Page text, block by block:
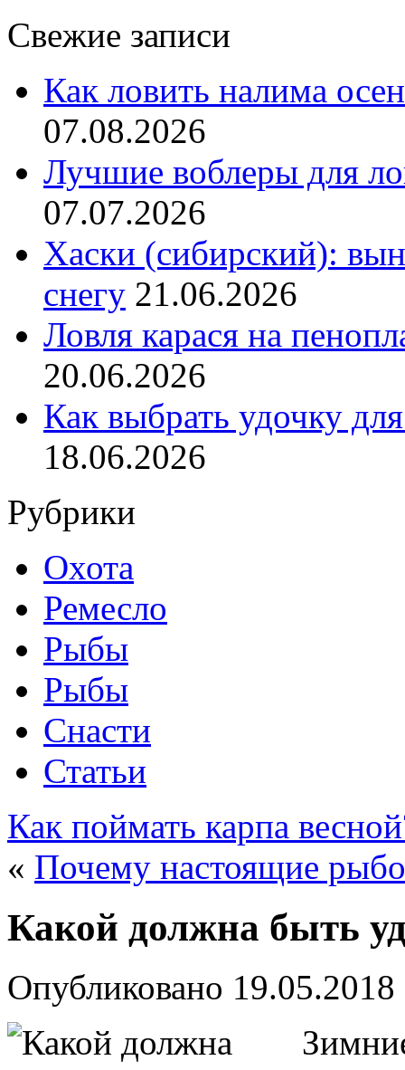
Свежие записи
Как ловить налима
07.08.2026
Лучшие воблеры для
07.07.2026
Хаски (сибирский):
снегу 21.06.2026
Ловля карася на
20.06.2026
Как выбрать удочку
18.06.2026
Рубрики
Охота
Ремесло
Рыбы
Рыбы
Снасти
Статьи
Как поймать карпа
« Почему настоящие
Какой должна быть
Опубликовано 19.05.2018